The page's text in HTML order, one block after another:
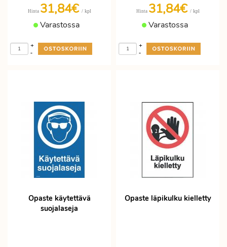
Hinta 31,84€ / kpl
Varastossa
-
+
Hinta 31,84€ / kpl
Varastossa
-
+
Opaste käytettävä
suojalaseja
Opaste läpikulku kielletty